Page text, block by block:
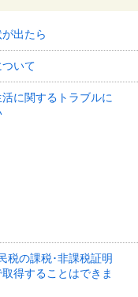
出たら
いて
活に関するトラブルに
税の課税･非課税証明
得することはできま